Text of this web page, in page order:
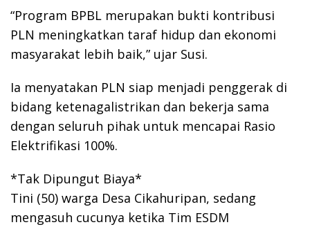
“Program BPBL merupakan bukti kontribusi
PLN meningkatkan taraf hidup dan ekonomi
masyarakat lebih baik,” ujar Susi.
Ia menyatakan PLN siap menjadi penggerak di
bidang ketenagalistrikan dan bekerja sama
dengan seluruh pihak untuk mencapai Rasio
Elektrifikasi 100%.
*Tak Dipungut Biaya*
Tini (50) warga Desa Cikahuripan, sedang
mengasuh cucunya ketika Tim ESDM